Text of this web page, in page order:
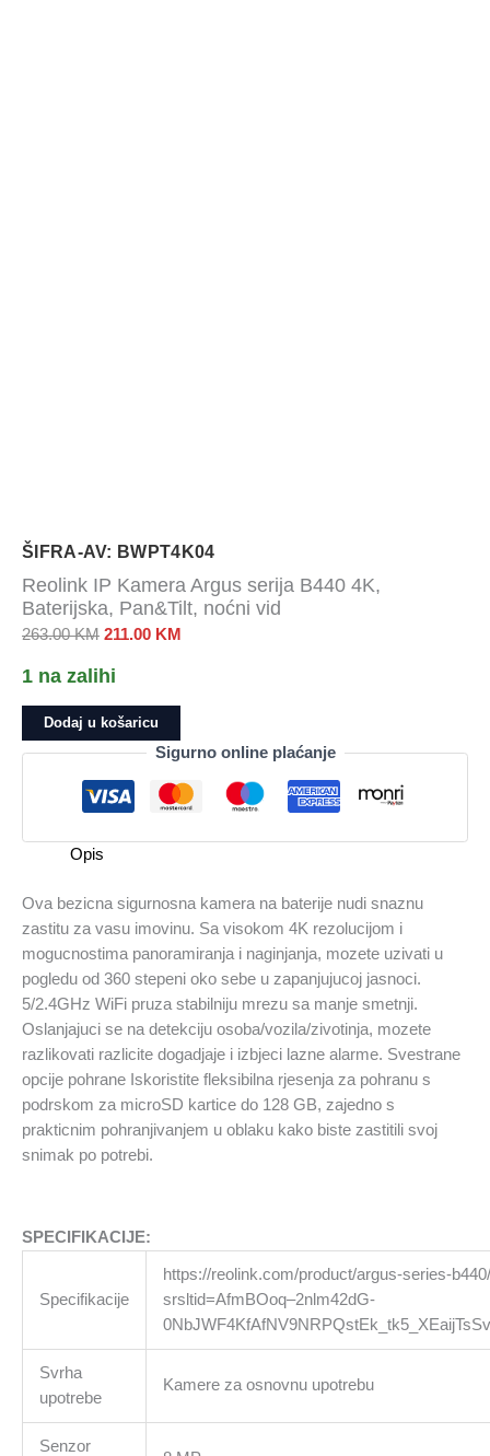
ŠIFRA-AV: BWPT4K04
Reolink IP Kamera Argus serija B440 4K,
Baterijska, Pan&Tilt, noćni vid
263.00KM Izvorna
bila
je:
211.00 KM
1 na zalihi
Reolink
IP
B440
Baterijska,
Pan&Tilt,
količina
Dodaj u košaricu
Sigurno online plaćanje
Opis
Ova bezicna sigurnosna kamera na baterije nudi snaznu
zastitu za vasu imovinu. Sa visokom 4K rezolucijom i
mogucnostima panoramiranja i naginjanja, mozete uzivati u
pogledu od 360 stepeni oko sebe u zapanjujucoj jasnoci.
5/2.4GHz WiFi pruza stabilniju mrezu sa manje smetnji.
Oslanjajuci se na detekciju osoba/vozila/zivotinja, mozete
razlikovati razlicite dogadjaje i izbjeci lazne alarme. Svestrane
opcije pohrane Iskoristite fleksibilna rjesenja za pohranu s
podrskom za microSD kartice do 128 GB, zajedno s
prakticnim pohranjivanjem u oblaku kako biste zastitili svoj
snimak po potrebi.
SPECIFIKACIJE:
Specifikacije
https://reolink.com/product/argus-series-
srsltid=AfmBOoq–2nlm42dG-
Svrha
upotrebe
Kamere za osnovnu upotrebu
Senzor